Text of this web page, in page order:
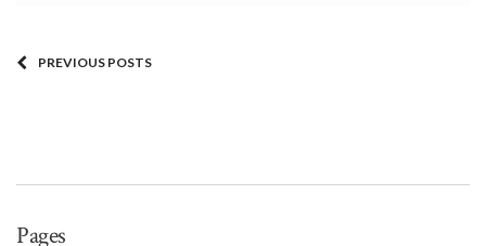
PREVIOUS POSTS
Pages